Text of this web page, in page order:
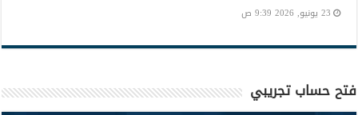
23 يونيو, 2026 9:39 ص
فتح حساب تجريبي